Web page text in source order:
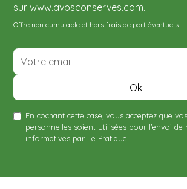
sur www.avosconserves.com.
Offre non cumulable et hors frais de port éventuels.
En cochant cette case, vous acceptez que
personnelles soient utilisées pour l'envoi de
informatives par Le Pratique.